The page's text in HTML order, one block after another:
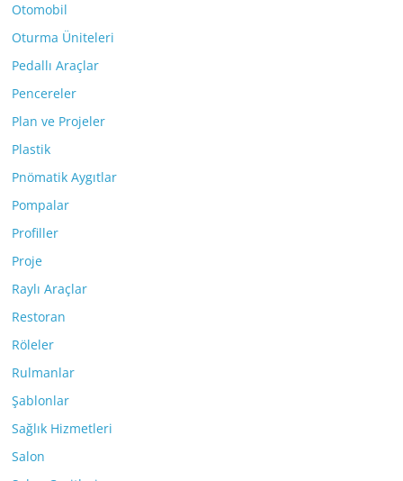
Otomobil
Oturma Üniteleri
Pedallı Araçlar
Pencereler
Plan ve Projeler
Plastik
Pnömatik Aygıtlar
Pompalar
Profiller
Proje
Raylı Araçlar
Restoran
Röleler
Rulmanlar
Şablonlar
Sağlık Hizmetleri
Salon